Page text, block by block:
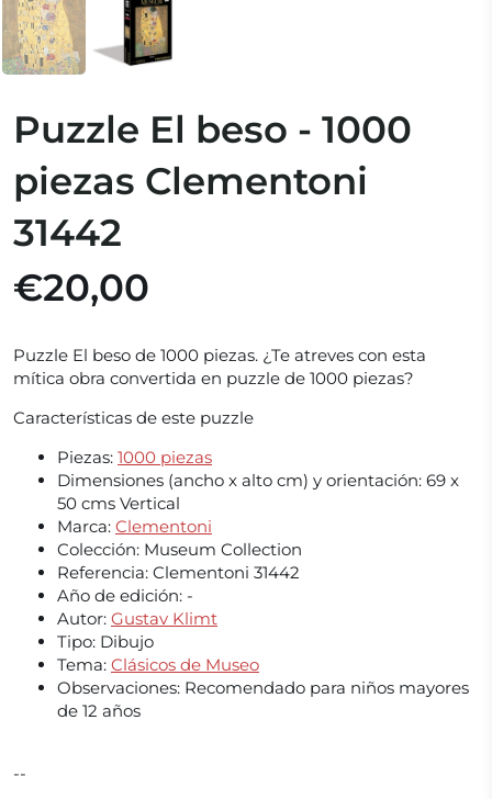
Puzzle El beso - 1000
piezas Clementoni
31442
€20,00
Puzzle El beso de 1000 piezas. ¿Te atreves con esta
mítica obra convertida en puzzle de 1000 piezas?
Características de este puzzle
Piezas: 1000 piezas
Dimensiones (ancho x alto cm) y orientación: 69 x
50 cms Vertical
Marca: Clementoni
Colección: Museum Collection
Referencia: Clementoni 31442
Año de edición: -
Autor: Gustav Klimt
Tipo: Dibujo
Tema: Clásicos de Museo
Observaciones: Recomendado para niños mayores
de 12 años
--